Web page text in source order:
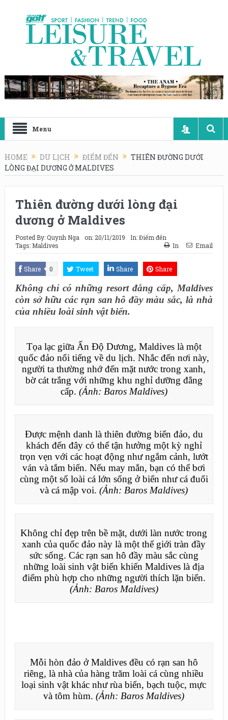
Menu
HOME DU LỊCH ĐIỂM ĐẾN
THIÊN ĐƯỜNG DƯỚI
LÒNG ĐẠI DƯƠNG Ở MALDIVES
Thiên đường dưới lòng đại
dương ở Maldives
Posted By:Quynh Nga on: 20/11/2019 In:Điểm đến
Tags: Maldives In Email
Share 0 Tweet Share Share
Không chỉ có những resort đẳng cấp, Maldives
còn sở hữu các rạn san hô đầy màu sắc, là nhà
của nhiều loài sinh vật biển.
Tọa lạc giữa Ấn Độ Dương, Maldives là một
quốc đảo nổi tiếng về du lịch. Nhắc đến nơi này,
người ta thường nhớ đến mặt nước trong xanh,
bờ cát trắng với những khu nghỉ dưỡng đẳng
cấp. (Ảnh: Baros Maldives)
Được mệnh danh là thiên đường biển đảo, du
khách đến đây có thể tận hưởng một kỳ nghỉ
trọn vẹn với các hoạt động như ngắm cảnh, lướt
ván và tắm biển. Nếu may mắn, bạn có thể bơi
cùng một số loài cá lớn sống ở biển như cá đuối
và cá mập voi.(Ảnh: Baros Maldives)
Không chỉ đẹp trên bề mặt, dưới làn nước trong
xanh của quốc đảo này là một thế giới tràn đầy
sức sống. Các rạn san hô đầy màu sắc cùng
những loài sinh vật biển khiến Maldives là địa
điểm phù hợp cho những người thích lặn biển.
(Ảnh: Baros Maldives)
Mỗi hòn đảo ở Maldives đều có rạn san hô
riêng, là nhà của hàng trăm loài cá cùng nhiều
loại sinh vật khác như rùa biển, bạch tuộc, mực
và tôm hùm.(Ảnh: Baros Maldives)